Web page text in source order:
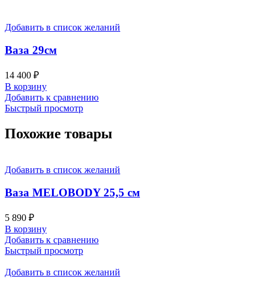
Добавить в список желаний
Ваза 29см
14 400 ₽
В корзину
Добавить к сравнению
Быстрый просмотр
Похожие товары
Добавить в список желаний
Ваза MELOBODY 25,5 см
5 890 ₽
В корзину
Добавить к сравнению
Быстрый просмотр
Добавить в список желаний